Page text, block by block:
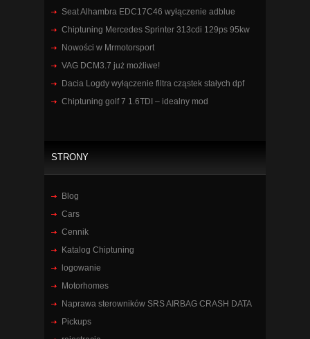
Seat Alhambra EDC17C46 wyłączenie adblue
Chiptuning Mercedes Sprinter 313cdi 129ps 95kw
Nowości w Mrmotorsport
VAG DCM3.7 już możliwe!
Dacia Logdy wyłączenie filtra cząstek stałych dpf
Chiptuning golf 7 1.6TDI – idealny mod
STRONY
Blog
Cars
Cennik
Katalog Chiptuning
logowanie
Motorhomes
Naprawa sterowników SRS AIRBAG CRASH DATA
Pickups